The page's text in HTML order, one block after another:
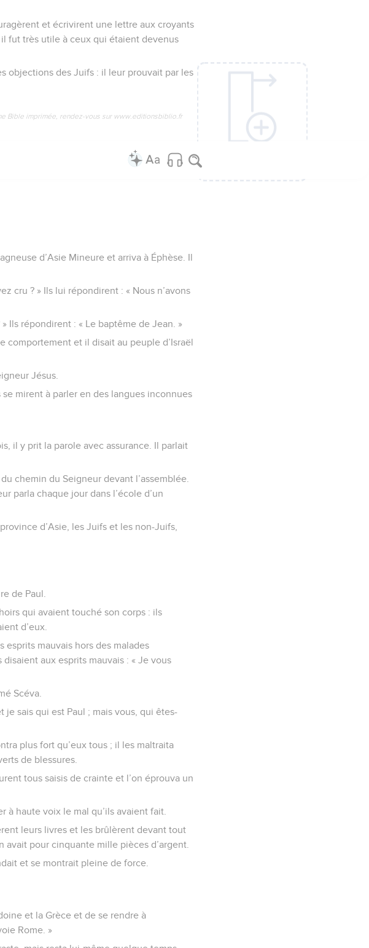
et écrivirent une lettre aux croyants
fut très utile à ceux qui étaient devenus
objections des Juifs : il leur prouvait par les
Bible imprimée, rendez-vous sur www.editionsbiblio.fr
d’Asie Mineure et arriva à Éphèse. Il
cru ? » Ils lui répondirent : « Nous n’avons
Ils répondirent : « Le baptême de Jean. »
comportement et il disait au peuple d’Israël
Jésus.
mirent à parler en des langues inconnues
il y prit la parole avec assurance. Il parlait
chemin du Seigneur devant l’assemblée.
parla chaque jour dans l’école d’un
d’Asie, les Juifs et les non-Juifs,
de Paul.
qui avaient touché son corps : ils
d’eux.
esprits mauvais hors des malades
aux esprits mauvais : « Je vous
Scéva.
je sais qui est Paul ; mais vous, qui êtes-
plus fort qu’eux tous ; il les maltraita
de blessures.
tous saisis de crainte et l’on éprouva un
haute voix le mal qu’ils avaient fait.
leurs livres et les brûlèrent devant tout
avait pour cinquante mille pièces d’argent.
et se montrait pleine de force.
et la Grèce et de se rendre à
Rome. »